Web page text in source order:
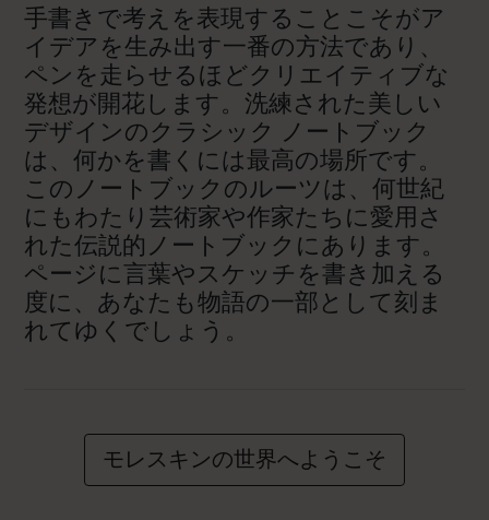
手書きで考えを表現することこそがア
イデアを生み出す一番の方法であり、
ペンを走らせるほどクリエイティブな
発想が開花します。洗練された美しい
デザインのクラシック ノートブック
は、何かを書くには最高の場所です。
このノートブックのルーツは、何世紀
にもわたり芸術家や作家たちに愛用さ
れた伝説的ノートブックにあります。
ページに言葉やスケッチを書き加える
度に、あなたも物語の一部として刻ま
れてゆくでしょう。
モレスキンの世界へようこそ